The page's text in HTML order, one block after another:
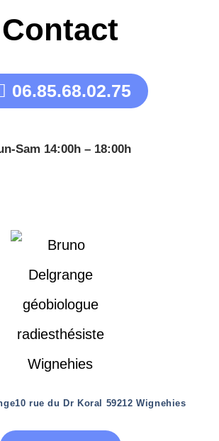
Contact
06.85.68.02.75
Sam 14:00h – 18:00h
10 rue du Dr Koral 59212 Wignehies